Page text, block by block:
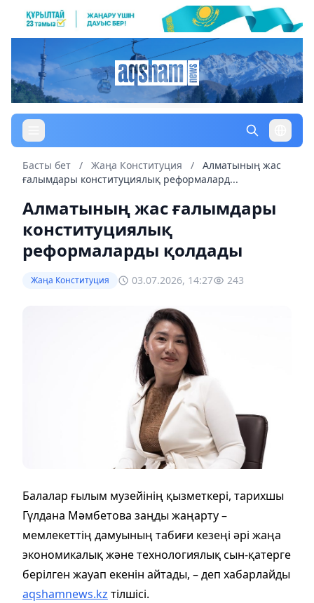
Басты бет / Жаңа Конституция /
Алматының жас
ғалымдары конституциялық реформалард...
Алматының жас ғалымдары
конституциялық
реформаларды қолдады
Жаңа Конституция 03.07.2026, 14:27 243
Балалар ғылым музейінің қызметкері, тарихшы
Гүлдана Мәмбетова заңды жаңарту –
мемлекеттің дамуының табиғи кезеңі әрі жаңа
экономикалық және технологиялық сын-қатерге
берілген жауап екенін айтады, – деп хабарлайды
aqshamnews.kz тілшісі.